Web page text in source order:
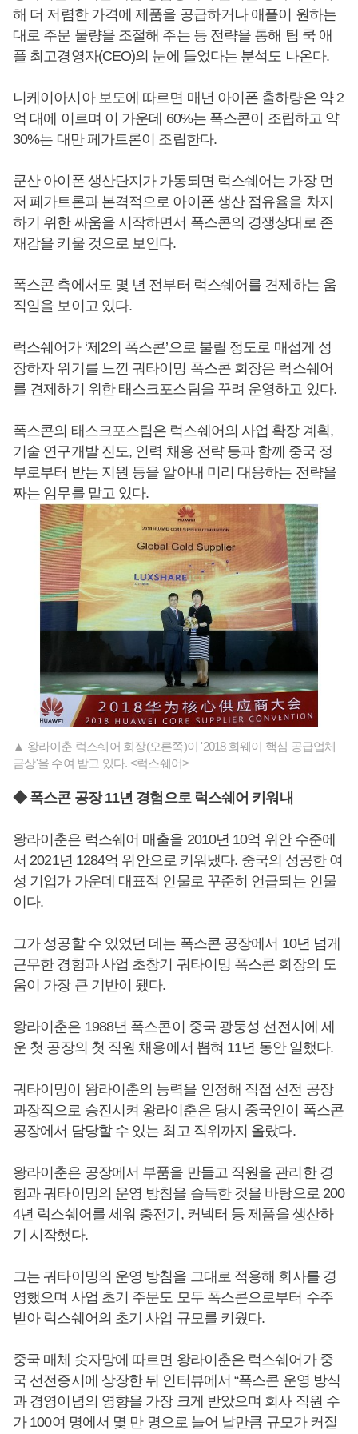
해 더 저렴한 가격에 제품을 공급하거나 애플이 원하는
대로 주문 물량을 조절해 주는 등 전략을 통해 팀 쿡 애
플 최고경영자(CEO)의 눈에 들었다는 분석도 나온다.
니케이아시아 보도에 따르면 매년 아이폰 출하량은 약 2
억 대에 이르며 이 가운데 60%는 폭스콘이 조립하고 약
30%는 대만 페가트론이 조립한다.
쿤산 아이폰 생산단지가 가동되면 럭스쉐어는 가장 먼
저 페가트론과 본격적으로 아이폰 생산 점유율을 차지
하기 위한 싸움을 시작하면서 폭스콘의 경쟁상대로 존
재감을 키울 것으로 보인다.
폭스콘 측에서도 몇 년 전부터 럭스쉐어를 견제하는 움
직임을 보이고 있다.
럭스쉐어가 ‘제2의 폭스콘’으로 불릴 정도로 매섭게 성
장하자 위기를 느낀 궈타이밍 폭스콘 회장은 럭스쉐어
를 견제하기 위한 태스크포스팀을 꾸려 운영하고 있다.
폭스콘의 태스크포스팀은 럭스쉐어의 사업 확장 계획,
기술 연구개발 진도, 인력 채용 전략 등과 함께 중국 정
부로부터 받는 지원 등을 알아내 미리 대응하는 전략을
짜는 임무를 맡고 있다.
▲ 왕라이춘 럭스쉐어 회장(오른쪽)이 '2018 화웨이 핵심 공급업체
금상'을 수여 받고 있다. <럭스쉐어>
◆ 폭스콘 공장 11년 경험으로 럭스쉐어 키워내
왕라이춘은 럭스쉐어 매출을 2010년 10억 위안 수준에
서 2021년 1284억 위안으로 키워냈다. 중국의 성공한 여
성 기업가 가운데 대표적 인물로 꾸준히 언급되는 인물
이다.
그가 성공할 수 있었던 데는 폭스콘 공장에서 10년 넘게
근무한 경험과 사업 초창기 궈타이밍 폭스콘 회장의 도
움이 가장 큰 기반이 됐다.
왕라이춘은 1988년 폭스콘이 중국 광둥성 선전시에 세
운 첫 공장의 첫 직원 채용에서 뽑혀 11년 동안 일했다.
궈타이밍이 왕라이춘의 능력을 인정해 직접 선전 공장
과장직으로 승진시켜 왕라이춘은 당시 중국인이 폭스콘
공장에서 담당할 수 있는 최고 직위까지 올랐다.
왕라이춘은 공장에서 부품을 만들고 직원을 관리한 경
험과 궈타이밍의 운영 방침을 습득한 것을 바탕으로 200
4년 럭스쉐어를 세워 충전기, 커넥터 등 제품을 생산하
기 시작했다.
그는 궈타이밍의 운영 방침을 그대로 적용해 회사를 경
영했으며 사업 초기 주문도 모두 폭스콘으로부터 수주
받아 럭스쉐어의 초기 사업 규모를 키웠다.
중국 매체 숫자망에 따르면 왕라이춘은 럭스쉐어가 중
국 선전증시에 상장한 뒤 인터뷰에서 “폭스콘 운영 방식
과 경영이념의 영향을 가장 크게 받았으며 회사 직원 수
가 100여 명에서 몇 만 명으로 늘어 날만큼 규모가 커질